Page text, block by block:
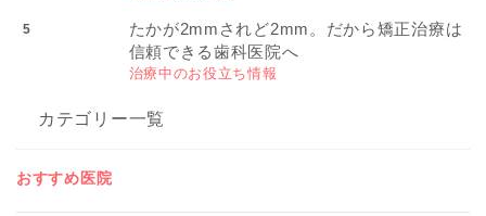
たかが2mmされど2mm。だから矯正治療は
信頼できる歯科医院へ
治療中のお役立ち情報
カテゴリー一覧
おすすめ医院